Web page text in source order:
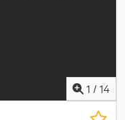
1 / 14